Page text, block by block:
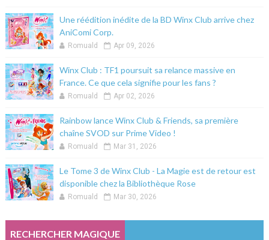
Une réédition inédite de la BD Winx Club arrive chez
AniComi Corp.
Romuald Apr 09, 2026
Winx Club : TF1 poursuit sa relance massive en
France. Ce que cela signifie pour les fans ?
Romuald Apr 02, 2026
Rainbow lance Winx Club & Friends, sa première
chaîne SVOD sur Prime Video !
Romuald Mar 31, 2026
Le Tome 3 de Winx Club - La Magie est de retour est
disponible chez la Bibliothèque Rose
Romuald Mar 30, 2026
RECHERCHER MAGIQUE